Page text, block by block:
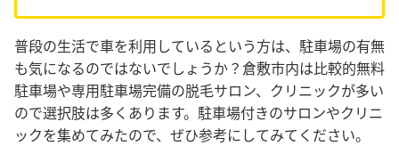
普段の生活で車を利用しているという方は、駐車場の有無
も気になるのではないでしょうか？倉敷市内は比較的無料
駐車場や専用駐車場完備の脱毛サロン、クリニックが多い
ので選択肢は多くあります。駐車場付きのサロンやクリニ
ックを集めてみたので、ぜひ参考にしてみてください。